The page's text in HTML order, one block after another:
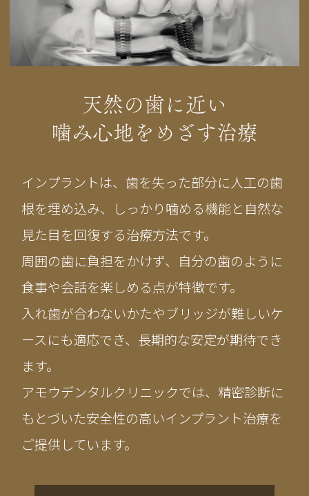
天然の歯に近い
噛み心地をめざす治療
インプラントは、歯を失った部分に人工の歯
根を埋め込み、しっかり噛める機能と自然な
見た目を回復する治療方法です。
周囲の歯に負担をかけず、自分の歯のように
食事や会話を楽しめる点が特徴です。
入れ歯が合わないかたやブリッジが難しいケ
ースにも適応でき、長期的な安定が期待でき
ます。
アモウデンタルクリニックでは、精密診断に
もとづいた安全性の高いインプラント治療を
ご提供しています。